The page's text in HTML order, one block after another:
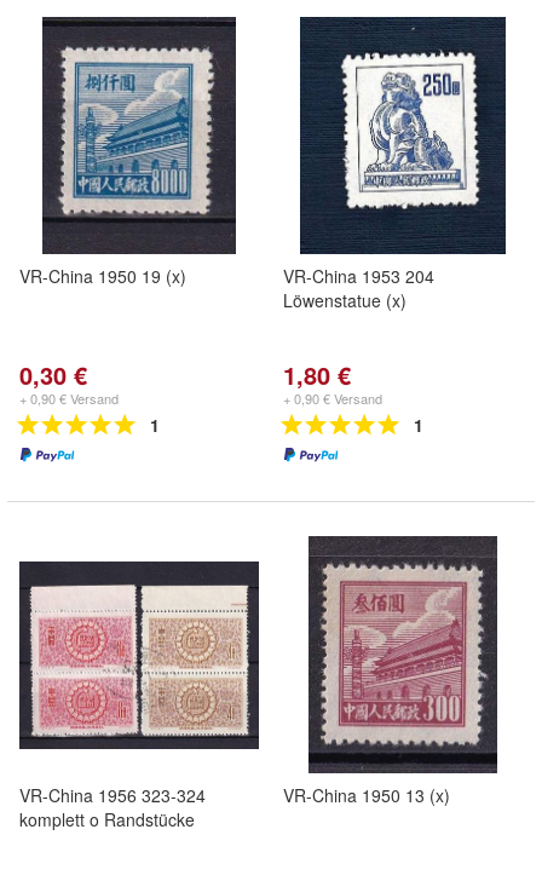
VR-China 1950 19 (x)
0,30 €
+ 0,90 € Versand
1
VR-China 1953 204
Löwenstatue (x)
1,80 €
+ 0,90 € Versand
1
VR-China 1956 323-324
komplett o Randstücke
VR-China 1950 13 (x)